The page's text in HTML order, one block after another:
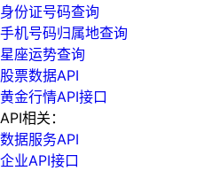
身份证号码查询
手机号码归属地查询
星座运势查询
股票数据API
黄金行情API接口
API相关：
数据服务API
企业API接口